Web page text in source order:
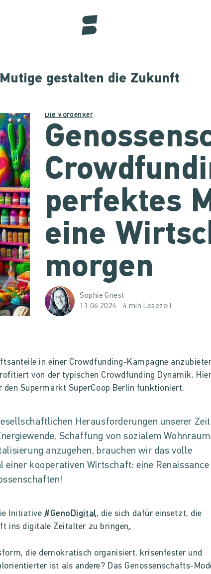
Mutige gestalten die Zukunft
Die Vordenker
perfektes
eine
morgen
Sophie Gnest
11.06.2024
4 min Lesezeit
in einer Crowdfunding-Kampagne
von der typischen Crowdfunding Dynamik.
den Supermarkt SuperCoop Berlin funktioniert.
Herausforderungen unserer Zeit
Schaffung von sozialem Wohnraum
anzugehen, brauchen wir das volle
einer kooperativen Wirtschaft: eine Renaissance
Initiative#GenoDigital, die sich dafür einsetzt, die
ins digitale Zeitalter zu bringen.
die demokratisch organisiert, krisenfester und
ist als andere? Das Genossenschafts-